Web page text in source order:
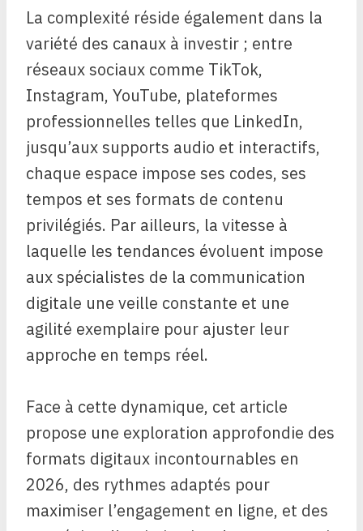
La complexité réside également dans la
variété des canaux à investir ; entre
réseaux sociaux comme TikTok,
Instagram, YouTube, plateformes
professionnelles telles que LinkedIn,
jusqu’aux supports audio et interactifs,
chaque espace impose ses codes, ses
tempos et ses formats de contenu
privilégiés. Par ailleurs, la vitesse à
laquelle les tendances évoluent impose
aux spécialistes de la communication
digitale une veille constante et une
agilité exemplaire pour ajuster leur
approche en temps réel.
Face à cette dynamique, cet article
propose une exploration approfondie des
formats digitaux incontournables en
2026, des rythmes adaptés pour
maximiser l’engagement en ligne, et des